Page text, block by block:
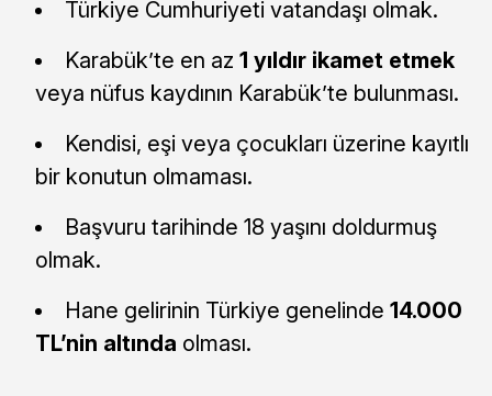
Türkiye Cumhuriyeti vatandaşı olmak.
Karabük’te en az 1 yıldır ikamet etmek
veya nüfus kaydının Karabük’te bulunması.
Kendisi, eşi veya çocukları üzerine kayıtlı
bir konutun olmaması.
Başvuru tarihinde 18 yaşını doldurmuş
olmak.
Hane gelirinin Türkiye genelinde 14.000
TL’nin altında olması.